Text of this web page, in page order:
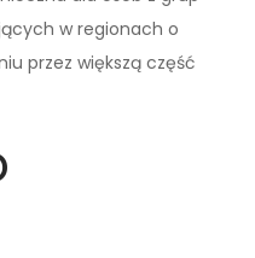
w regionach o
przez większą część